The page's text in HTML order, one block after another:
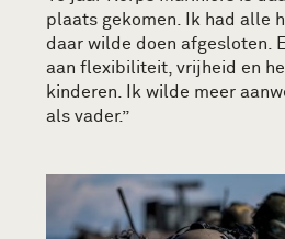
plaats gekomen. Ik had alle
daar wilde doen afgesloten.
aan flexibiliteit, vrijheid en
kinderen. Ik wilde meer
als vader.”